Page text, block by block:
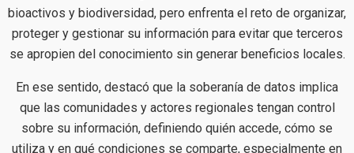
bioactivos y biodiversidad, pero enfrenta el reto de organizar,
proteger y gestionar su información para evitar que terceros
se apropien del conocimiento sin generar beneficios locales.
En ese sentido, destacó que la soberanía de datos implica
que las comunidades y actores regionales tengan control
sobre su información, definiendo quién accede, cómo se
utiliza y en qué condiciones se comparte, especialmente en